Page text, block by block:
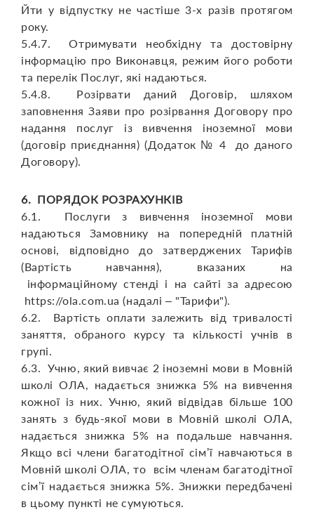
Йти у відпустку не частіше 3-х разів протягом
року.
5.4.7. Отримувати необхідну та достовірну
інформацію про Виконавця, режим його роботи
та перелік Послуг, які надаються.
5.4.8. Розірвати даний Договір, шляхом
заповнення Заяви про розірвання Договору про
надання послуг із вивчення іноземної мови
(договір приєднання) (Додаток № 4 до даного
Договору).
6. ПОРЯДОК РОЗРАХУНКІВ
6.1. Послуги з вивчення іноземної мови
надаються Замовнику на попередній платній
основі, відповідно до затверджених Тарифів
(Вартість навчання), вказаних на
інформаційному стенді і на сайті за адресою
https://ola.com.ua (надалі – "Тарифи").
6.2. Вартість оплати залежить від тривалості
заняття, обраного курсу та кількості учнів в
групі.
6.3. Учню, який вивчає 2 іноземні мови в Мовній
школі ОЛА, надається знижка 5% на вивчення
кожної із них. Учню, який відвідав більше 100
занять з будь-якої мови в Мовній школі ОЛА,
надається знижка 5% на подальше навчання.
Якщо всі члени багатодітної сім’ї навчаються в
Мовній школі ОЛА, то всім членам багатодітної
сім’ї надається знижка 5%. Знижки передбачені
в цьому пункті не сумуються.